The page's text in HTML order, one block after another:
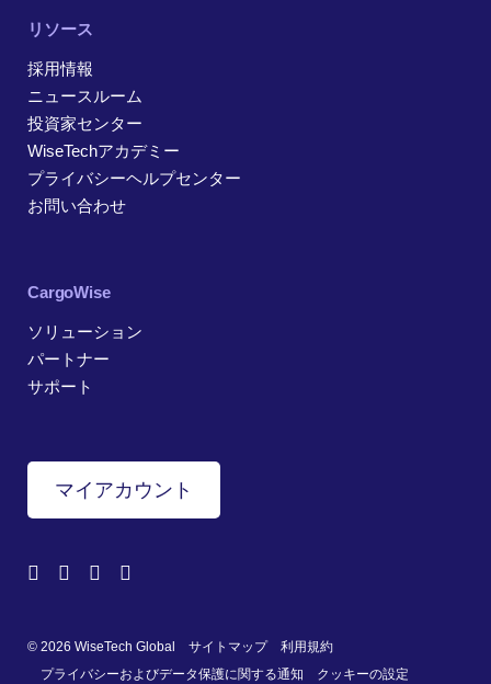
リソース
採用情報
ニュースルーム
投資家センター
WiseTechアカデミー
プライバシーヘルプセンター
お問い合わせ
CargoWise
ソリューション
パートナー
サポート
マイアカウント
© 2026 WiseTech Global サイトマップ
利用規約
プライバシーおよびデータ保護に関する通知
クッキーの設定